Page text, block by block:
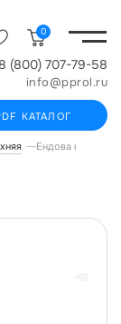
0
(800) 707-79-58
info@pprol.ru
КАТАЛОГ
Ендова